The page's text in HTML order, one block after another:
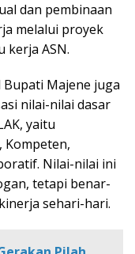
dan pembinaan
melalui proyek
kerja ASN.
Majene juga
nilai-nilai dasar
yaitu
Kompeten,
Nilai-nilai ini
tetapi benar-
sehari-hari.